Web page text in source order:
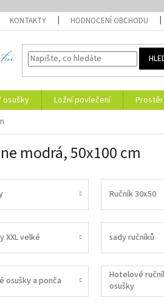
KONTAKTY HODNOCENÍ OBCHODU
osušky Ložní povlečení
modrá, 50x100 cm
Ručník 30x50
XXL velké sady ručníků
osušky a ponča
Hotelové
osušky